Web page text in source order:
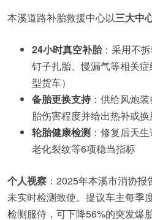
本溪道路补胎救援中心以三大中
24小时真空补胎：采用不
钉子扎胎、慢漏气等相关
型货车）
备胎更换支持 ：供给风炮
胎伤害程度并给出热补或
轮胎健康检测 ：修复后天
老化裂纹等6项稳当指标
个人视察 ：2025年本溪市消协
未实时检测致使。提议车主每季
检测服侍，可下降56%的突发爆胎